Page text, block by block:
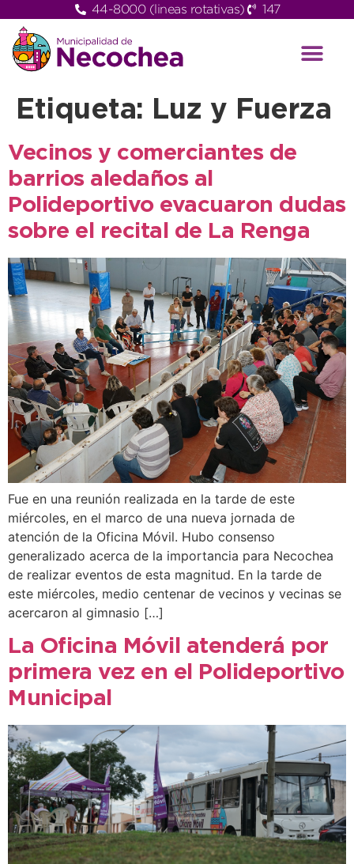
44-8000 (lineas rotativas) 147
Etiqueta: Luz y Fuerza
Vecinos y comerciantes de
barrios aledaños al
Polideportivo evacuaron dudas
sobre el recital de La Renga
Fue en una reunión realizada en la tarde de este
miércoles, en el marco de una nueva jornada de
atención de la Oficina Móvil. Hubo consenso
generalizado acerca de la importancia para Necochea
de realizar eventos de esta magnitud. En la tarde de
este miércoles, medio centenar de vecinos y vecinas se
acercaron al gimnasio […]
La Oficina Móvil atenderá por
primera vez en el Polideportivo
Municipal